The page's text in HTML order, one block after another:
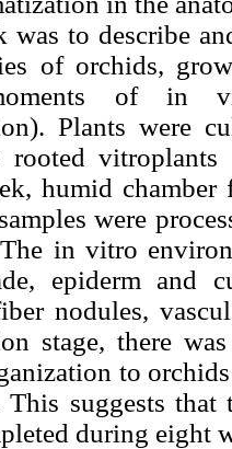
was to describe
of orchids,
of in
Plants were
rooted
humid
were
in vitro
epiderm and
nodules,
stage, there
to
This suggests
during eight